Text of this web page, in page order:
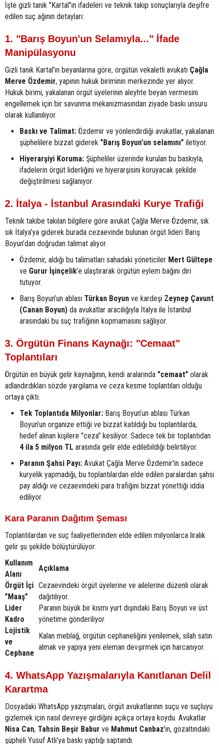
İşte gizli tanık "Kartal"ın ifadeleri ve teknik takip sonuçlarıyla deşifre
edilen suç ağının detayları:
1. "Barış Boyun'un Selamıyla..." İfade
Manipülasyonu
Gizli tanık Kartal’ın beyanlarına göre, örgütün vekaletli avukatı Çağla
Merve Özdemir, yapının hukuk biriminin merkezinde yer alıyor.
Hukuk birimi, yakalanan örgüt üyelerinin aleyhte beyan vermesini
engellemek için bir savunma mekanizmasından ziyade baskı unsuru
olarak kullanılıyor.
Baskı ve Talimat: Özdemir ve yönlendirdiği avukatlar, yakalanan
şüphelilere bizzat giderek "Barış Boyun'un selamını" iletiyor.
Hiyerarşiyi Koruma: Şüpheliler üzerinde kurulan bu baskıyla,
ifadelerin örgüt liderliğini ve hiyerarşisini koruyacak şekilde
değiştirilmesi sağlanıyor.
2. İtalya - İstanbul Arasındaki Kurye Trafiği
Teknik takibe takılan bilgilere göre avukat Çağla Merve Özdemir, sık
sık İtalya’ya giderek burada cezaevinde bulunan örgüt lideri Barış
Boyun’dan doğrudan talimat alıyor.
Özdemir, aldığı bu talimatları sahadaki yöneticiler Mert Gültepe
ve Gurur İşinçelik’e ulaştırarak örgütün eylem bağını diri
tutuyor.
Barış Boyun’un ablası Türkan Boyun ve kardeşi Zeynep Çavunt
(Canan Boyun) da avukatlar aracılığıyla İtalya ile İstanbul
arasındaki bu suç trafiğinin kopmamasını sağlıyor.
3. Örgütün Finans Kaynağı: "Cemaat"
Toplantıları
Örgütün en büyük gelir kaynağının, kendi aralarında "cemaat" olarak
adlandırdıkları sözde yargılama ve ceza kesme toplantıları olduğu
ortaya çıktı.
Tek Toplantıda Milyonlar: Barış Boyun’un ablası Türkan
Boyun’un organize ettiği ve bizzat katıldığı bu toplantılarda,
hedef alınan kişilere "ceza" kesiliyor. Sadece tek bir toplantıdan
4 ila 5 milyon TL arasında gelir elde edilebildiği belirtiliyor.
Paranın Şahsi Payı: Avukat Çağla Merve Özdemir'in sadece
kuryelik yapmadığı, bu toplantılardan elde edilen paralardan şahsi
pay aldığı ve cezaevindeki para trafiğini bizzat yönettiği iddia
ediliyor.
Kara Paranın Dağıtım Şeması
Toplantılardan ve suç faaliyetlerinden elde edilen milyonlarca liralık
gelir şu şekilde bölüştürülüyor:
Kullanım
Alanı
Açıklama
Örgüt İçi
"Maaş"
Cezaevindeki örgüt üyelerine ve ailelerine düzenli olarak
dağıtılıyor.
Lider
Kadro
Paranın büyük bir kısmı yurt dışındaki Barış Boyun ve üst
yönetime gönderiliyor.
Lojistik
ve
Cephane
Kalan meblağ, örgütün cephaneliğini yenilemek, silah satın
almak ve yapıya yeni eleman devşirmek için harcanıyor.
4. WhatsApp Yazışmalarıyla Kanıtlanan Delil
Karartma
Dosyadaki WhatsApp yazışmaları, örgüt avukatlarının suçu ve suçluyu
gizlemek için nasıl devreye girdiğini açıkça ortaya koydu. Avukatlar
Nisa Can, Tahsin Beşir Babur ve Mahmut Canbaz'ın, gözaltındaki
şüpheli Yusuf Atlı’ya baskı yaptığı saptandı.